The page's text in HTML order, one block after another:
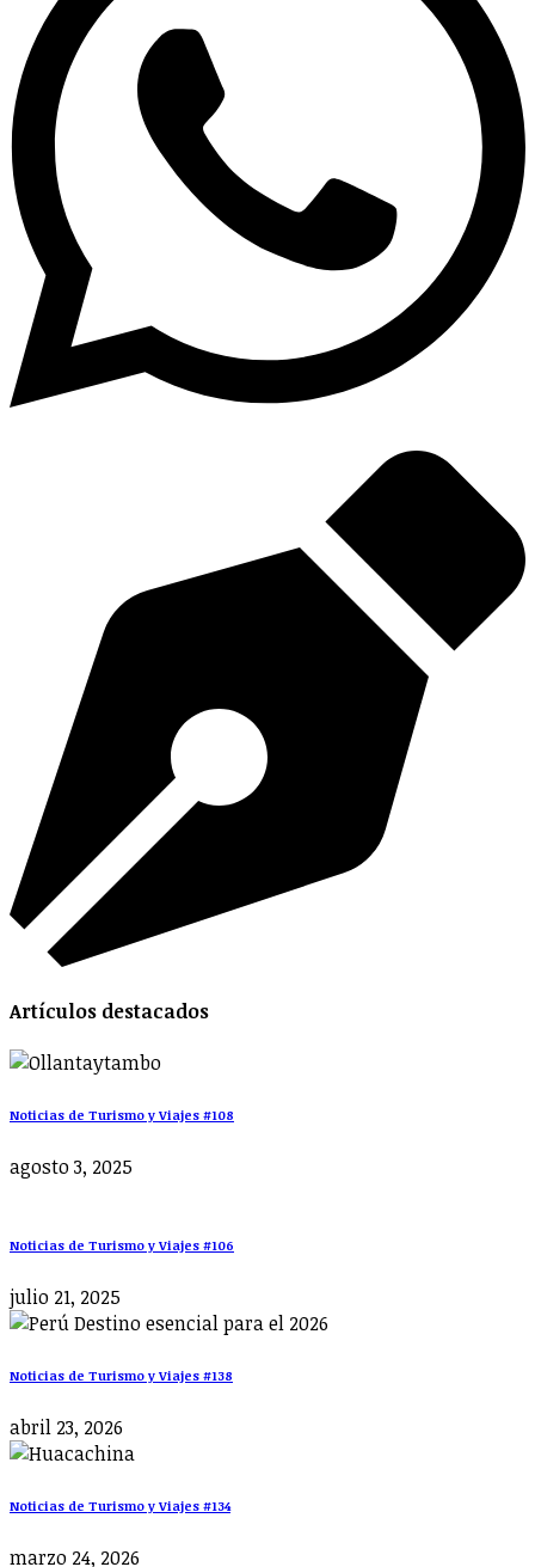
Artículos destacados
Noticias de Turismo y Viajes #108
agosto 3, 2025
Noticias de Turismo y Viajes #106
julio 21, 2025
Noticias de Turismo y Viajes #138
abril 23, 2026
Noticias de Turismo y Viajes #134
marzo 24, 2026